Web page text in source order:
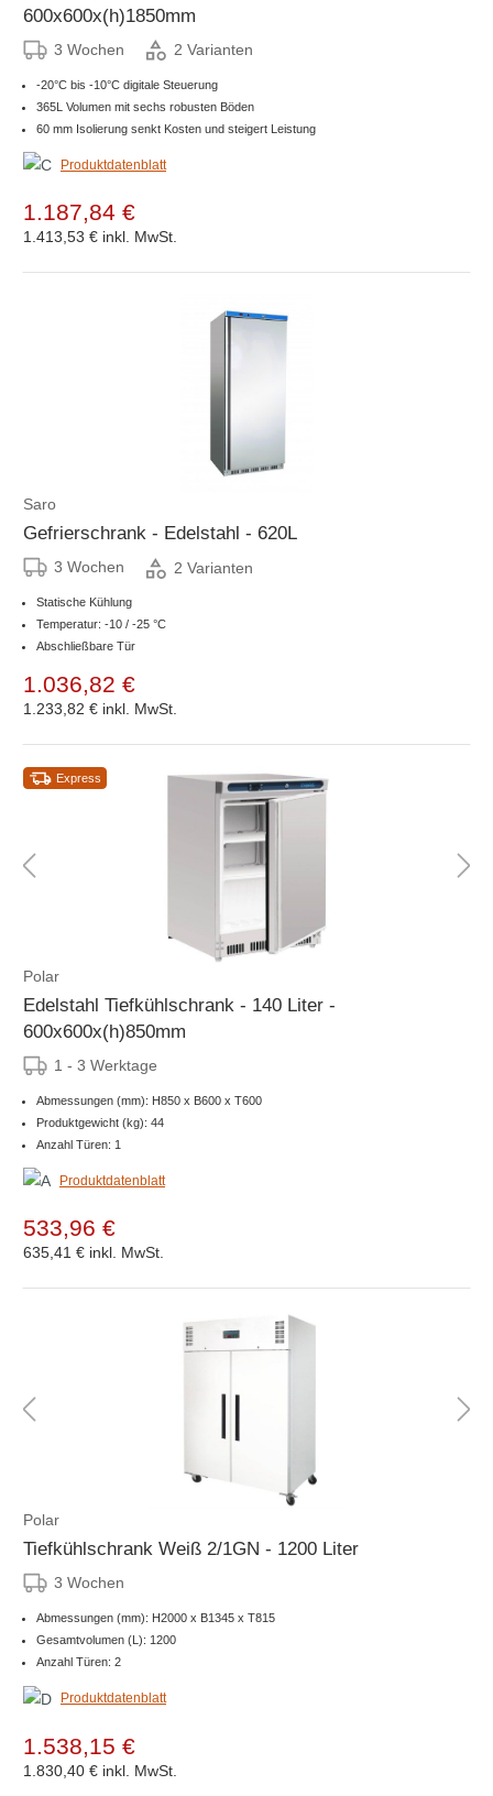
600x600x(h)1850mm
3 Wochen 2 Varianten
-20°C bis -10°C digitale Steuerung
365L Volumen mit sechs robusten Böden
60 mm Isolierung senkt Kosten und steigert Leistung
Produktdatenblatt
1.187,84 €
1.413,53 € inkl. MwSt.
Saro
Gefrierschrank - Edelstahl - 620L
3 Wochen 2 Varianten
Statische Kühlung
Temperatur: -10 / -25 °C
Abschließbare Tür
1.036,82 €
1.233,82 € inkl. MwSt.
Express
Polar
Edelstahl Tiefkühlschrank - 140 Liter -
600x600x(h)850mm
1 - 3 Werktage
Abmessungen (mm): H850 x B600 x T600
Produktgewicht (kg): 44
Anzahl Türen: 1
Produktdatenblatt
533,96 €
635,41 € inkl. MwSt.
Polar
Tiefkühlschrank Weiß 2/1GN - 1200 Liter
3 Wochen
Abmessungen (mm): H2000 x B1345 x T815
Gesamtvolumen (L): 1200
Anzahl Türen: 2
Produktdatenblatt
1.538,15 €
1.830,40 € inkl. MwSt.